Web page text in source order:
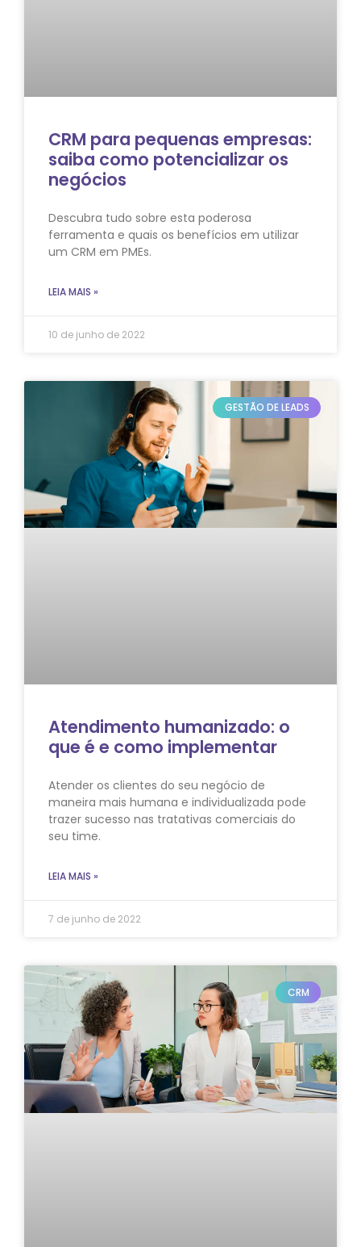
CRM para pequenas empresas:
saiba como potencializar os
negócios
Descubra tudo sobre esta poderosa
ferramenta e quais os benefícios em utilizar
um CRM em PMEs.
LEIA MAIS »
10 de junho de 2022
GESTÃO DE LEADS
Atendimento humanizado: o
que é e como implementar
Atender os clientes do seu negócio de
maneira mais humana e individualizada pode
trazer sucesso nas tratativas comerciais do
seu time.
LEIA MAIS »
7 de junho de 2022
CRM